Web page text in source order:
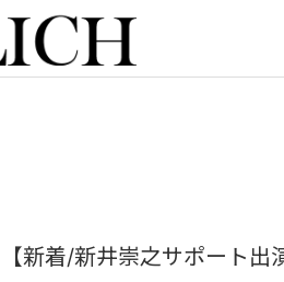
【新着/新井崇之サポート